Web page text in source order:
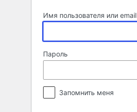
Имя пользователя или email
Пароль
Запомнить меня